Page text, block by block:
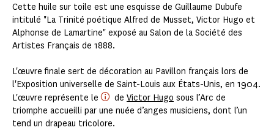
Cette huile sur toile est une esquisse de Guillaume Dubufe
intitulé "La Trinité poétique Alfred de Musset, Victor Hugo et
Alphonse de Lamartine" exposé au Salon de la Société des
Artistes Français de 1888.
L'œuvre finale sert de décoration au Pavillon français lors de
l'Exposition universelle de Saint-Louis aux États-Unis, en 1904.
L'œuvre représente le
de Victor Hugo sous l’Arc de
triomphe accueilli par une nuée d’anges musiciens, dont l’un
tend un drapeau tricolore.